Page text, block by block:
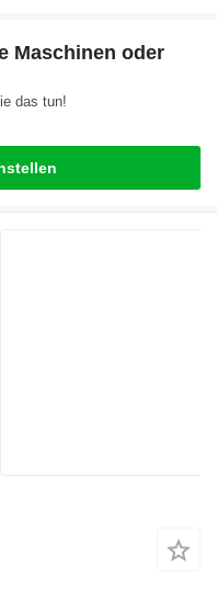
Maschinen oder
das tun!